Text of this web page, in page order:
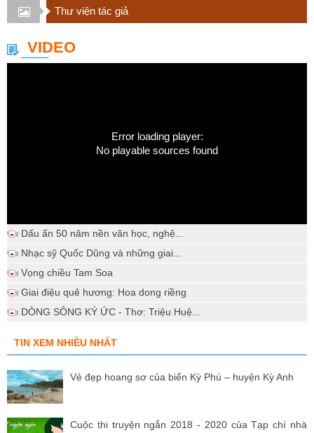
Thư viện tác giả
VIDEO
Error loading player:
No playable sources found
Dấu ấn 50 năm nền văn học, nghệ...
Nhạc sỹ Quốc Dũng và những giai...
Vọng chiều Tam Soa
Giai điệu quê hương: Hoa dong riềng
DÒNG SÔNG KÝ ỨC - Thơ: Triệu Huệ...
TIN XEM NHIỀU NHẤT
Vẻ đẹp hoang sơ của biển Kỳ Phú – huyện Kỳ Anh
Cuộc thi truyện ngắn 2018 - 2020 của Tạp chí nhà